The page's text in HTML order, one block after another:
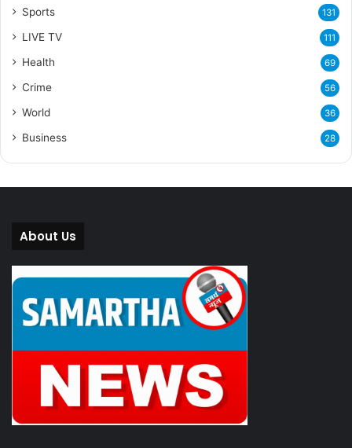
Sports 131
LIVE TV 111
Health 69
Crime 56
World 36
Business 28
About Us